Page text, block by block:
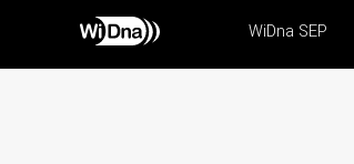
WiDna SEP